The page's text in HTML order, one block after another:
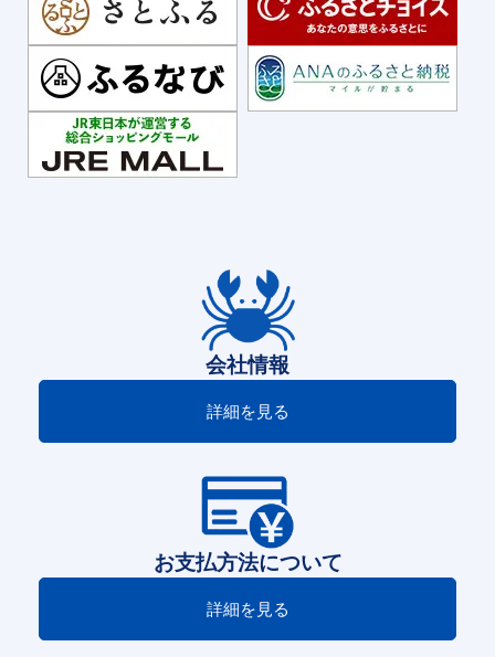
会社情報
詳細を見る
お支払方法について
詳細を見る